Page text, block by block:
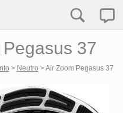
37
> Neutro >Air Zoom Pegasus 37